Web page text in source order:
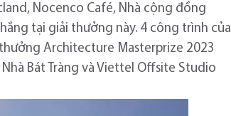
Nocenco Café, Nhà cộng đồng
tại giải thưởng này. 4 công trình của
Architecture Masterprize 2023
Bát Tràng và Viettel Offsite Studio